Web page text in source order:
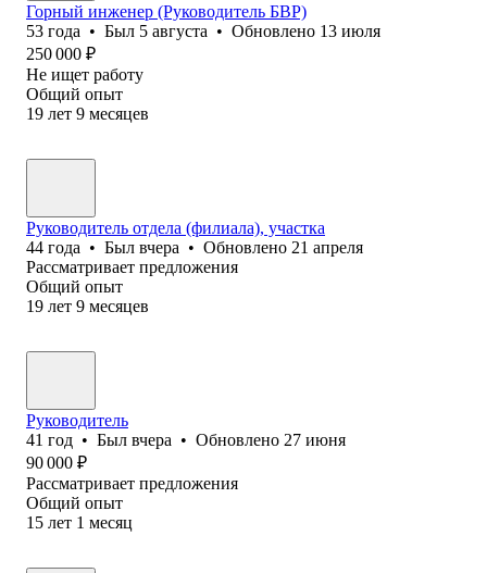
Горный инженер (Руководитель БВР)
53 года • Был 5 августа • Обновлено 13 июля
250 000 ₽
Не ищет работу
Общий опыт
19 лет 9 месяцев
Руководитель отдела (филиала), участка
44 года • Был вчера • Обновлено 21 апреля
Рассматривает предложения
Общий опыт
19 лет 9 месяцев
Руководитель
41 год • Был вчера • Обновлено 27 июня
90 000 ₽
Рассматривает предложения
Общий опыт
15 лет 1 месяц